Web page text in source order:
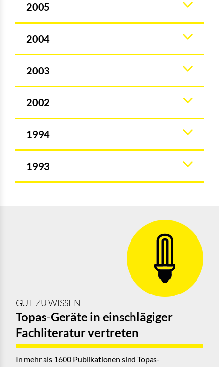
2005
2004
2003
2002
1994
1993
GUT ZU WISSEN
Topas-Geräte in einschlägiger
Fachliteratur vertreten
In mehr als 1600 Publikationen sind Topas-